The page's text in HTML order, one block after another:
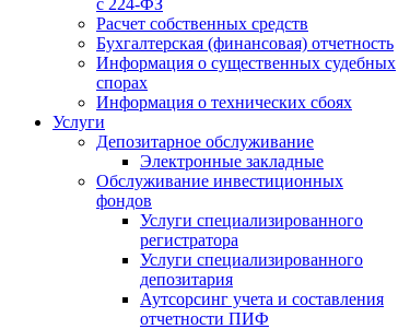
с 224-ФЗ
Расчет собственных средств
Бухгалтерская (финансовая) отчетность
Информация о существенных судебных
спорах
Информация о технических сбоях
Услуги
Депозитарное обслуживание
Электронные закладные
Обслуживание инвестиционных
фондов
Услуги специализированного
регистратора
Услуги специализированного
депозитария
Аутсорсинг учета и составления
отчетности ПИФ